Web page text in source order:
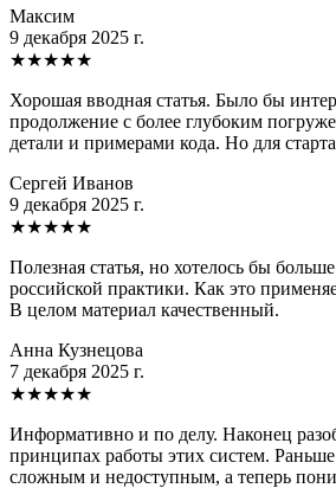
Максим
9 декабря 2025 г.
★★★★★
Хорошая вводная статья. Было бы
продолжение с более глубоким
детали и примерами кода. Но для
Сергей Иванов
9 декабря 2025 г.
★★★★★
Полезная статья, но хотелось бы
российской практики. Как это
В целом материал качественный.
Анна Кузнецова
7 декабря 2025 г.
★★★★★
Информативно и по делу. Наконец
принципах работы этих систем. Раньше
сложным и недоступным, а теперь